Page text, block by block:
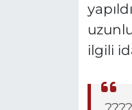
ilgili